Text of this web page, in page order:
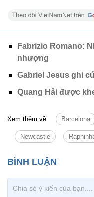
Fabrizio Romano:
nhượng
Gabriel Jesus ghi
Quang Hải được
Xem thêm về: Barcelona
Newcastle